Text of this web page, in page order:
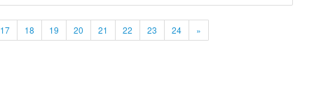
17 18 19 20 21 22 23 24 »